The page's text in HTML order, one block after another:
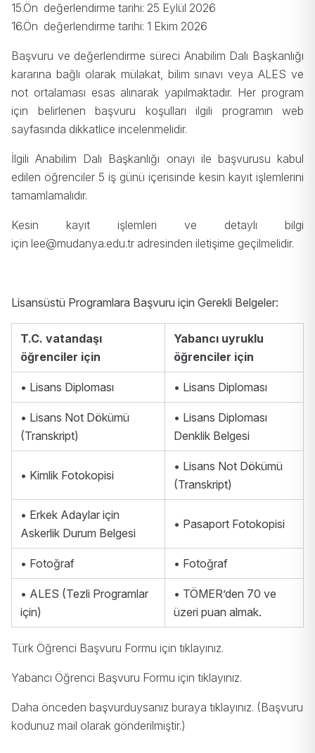
15.Ön değerlendirme tarihi: 25 Eylül 2026
16.Ön değerlendirme tarihi: 1 Ekim 2026
Başvuru ve değerlendirme süreci Anabilim Dalı Başkanlığı
kararına bağlı olarak mülakat, bilim sınavı veya ALES ve
not ortalaması esas alınarak yapılmaktadır. Her program
için belirlenen başvuru koşulları ilgili programın web
sayfasında dikkatlice incelenmelidir.
İlgili Anabilim Dalı Başkanlığı onayı ile başvurusu kabul
edilen öğrenciler 5 iş günü içerisinde kesin kayıt işlemlerini
tamamlamalıdır.
Kesin kayıt işlemleri ve detaylı bilgi
için lee@mudanya.edu.tr adresinden iletişime geçilmelidir.
Lisansüstü Programlara Başvuru için Gerekli Belgeler:
T.C. vatandaşı
öğrenciler için
Yabancı uyruklu
öğrenciler için
• Lisans Diploması • Lisans Diploması
• Lisans Not Dökümü
(Transkript)
• Lisans Diploması
Denklik Belgesi
• Kimlik Fotokopisi
• Lisans Not Dökümü
(Transkript)
• Erkek Adaylar için
Askerlik Durum Belgesi
• Pasaport Fotokopisi
• Fotoğraf • Fotoğraf
• ALES (Tezli Programlar
için)
• TÖMER’den 70 ve
üzeri puan almak.
Türk Öğrenci Başvuru Formu için tıklayınız.
Yabancı Öğrenci Başvuru Formu için tıklayınız.
Daha önceden başvurduysanız buraya tıklayınız. (Başvuru
kodunuz mail olarak gönderilmiştir.)